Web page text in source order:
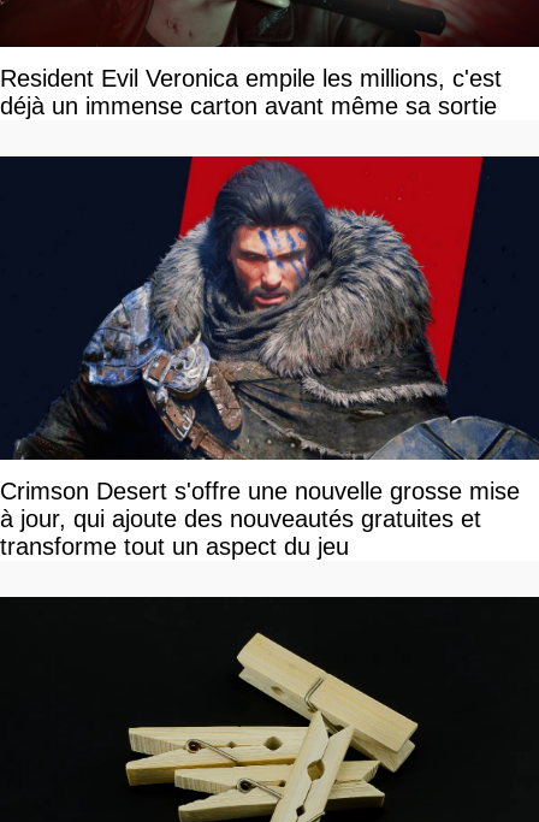
Resident Evil Veronica empile les millions, c'est
déjà un immense carton avant même sa sortie
Crimson Desert s'offre une nouvelle grosse mise
à jour, qui ajoute des nouveautés gratuites et
transforme tout un aspect du jeu